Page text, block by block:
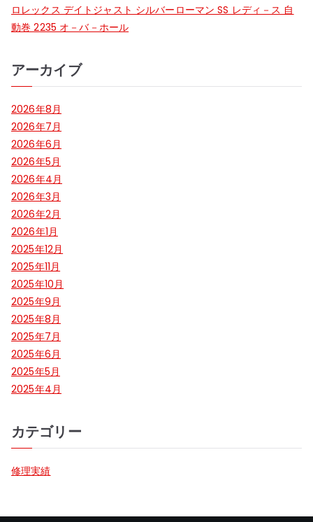
ロレックス デイトジャスト シルバーローマン SS レディ－ス 自
動巻 2235 オ－バ－ホール
アーカイブ
2026年8月
2026年7月
2026年6月
2026年5月
2026年4月
2026年3月
2026年2月
2026年1月
2025年12月
2025年11月
2025年10月
2025年9月
2025年8月
2025年7月
2025年6月
2025年5月
2025年4月
カテゴリー
修理実績